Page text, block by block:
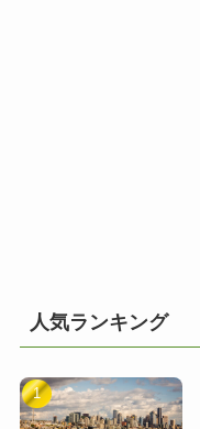
人気ランキング